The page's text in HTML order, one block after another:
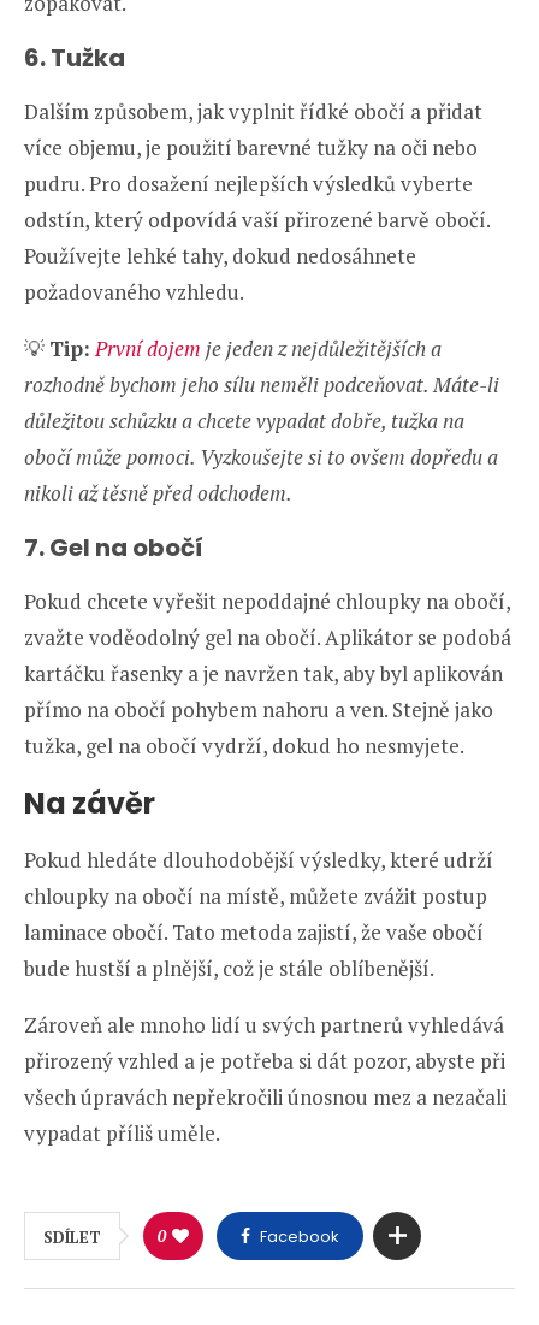
6. Tužka
Dalším způsobem, jak vyplnit řídké obočí a přidat
více objemu, je použití barevné tužky na oči nebo
pudru. Pro dosažení nejlepších výsledků vyberte
odstín, který odpovídá vaší přirozené barvě obočí.
Používejte lehké tahy, dokud nedosáhnete
požadovaného vzhledu.
💡 Tip: První dojem je jeden z nejdůležitějších a
rozhodně bychom jeho sílu neměli podceňovat. Máte-li
důležitou schůzku a chcete vypadat dobře, tužka na
obočí může pomoci. Vyzkoušejte si to ovšem dopředu a
nikoli až těsně před odchodem.
7. Gel na obočí
Pokud chcete vyřešit nepoddajné chloupky na obočí,
zvažte voděodolný gel na obočí. Aplikátor se podobá
kartáčku řasenky a je navržen tak, aby byl aplikován
přímo na obočí pohybem nahoru a ven. Stejně jako
tužka, gel na obočí vydrží, dokud ho nesmyjete.
Na závěr
Pokud hledáte dlouhodobější výsledky, které udrží
chloupky na obočí na místě, můžete zvážit postup
laminace obočí. Tato metoda zajistí, že vaše obočí
bude hustší a plnější, což je stále oblíbenější.
Zároveň ale mnoho lidí u svých partnerů vyhledává
přirozený vzhled a je potřeba si dát pozor, abyste při
všech úpravách nepřekročili únosnou mez a nezačali
vypadat příliš uměle.
SDÍLET 0 Facebook